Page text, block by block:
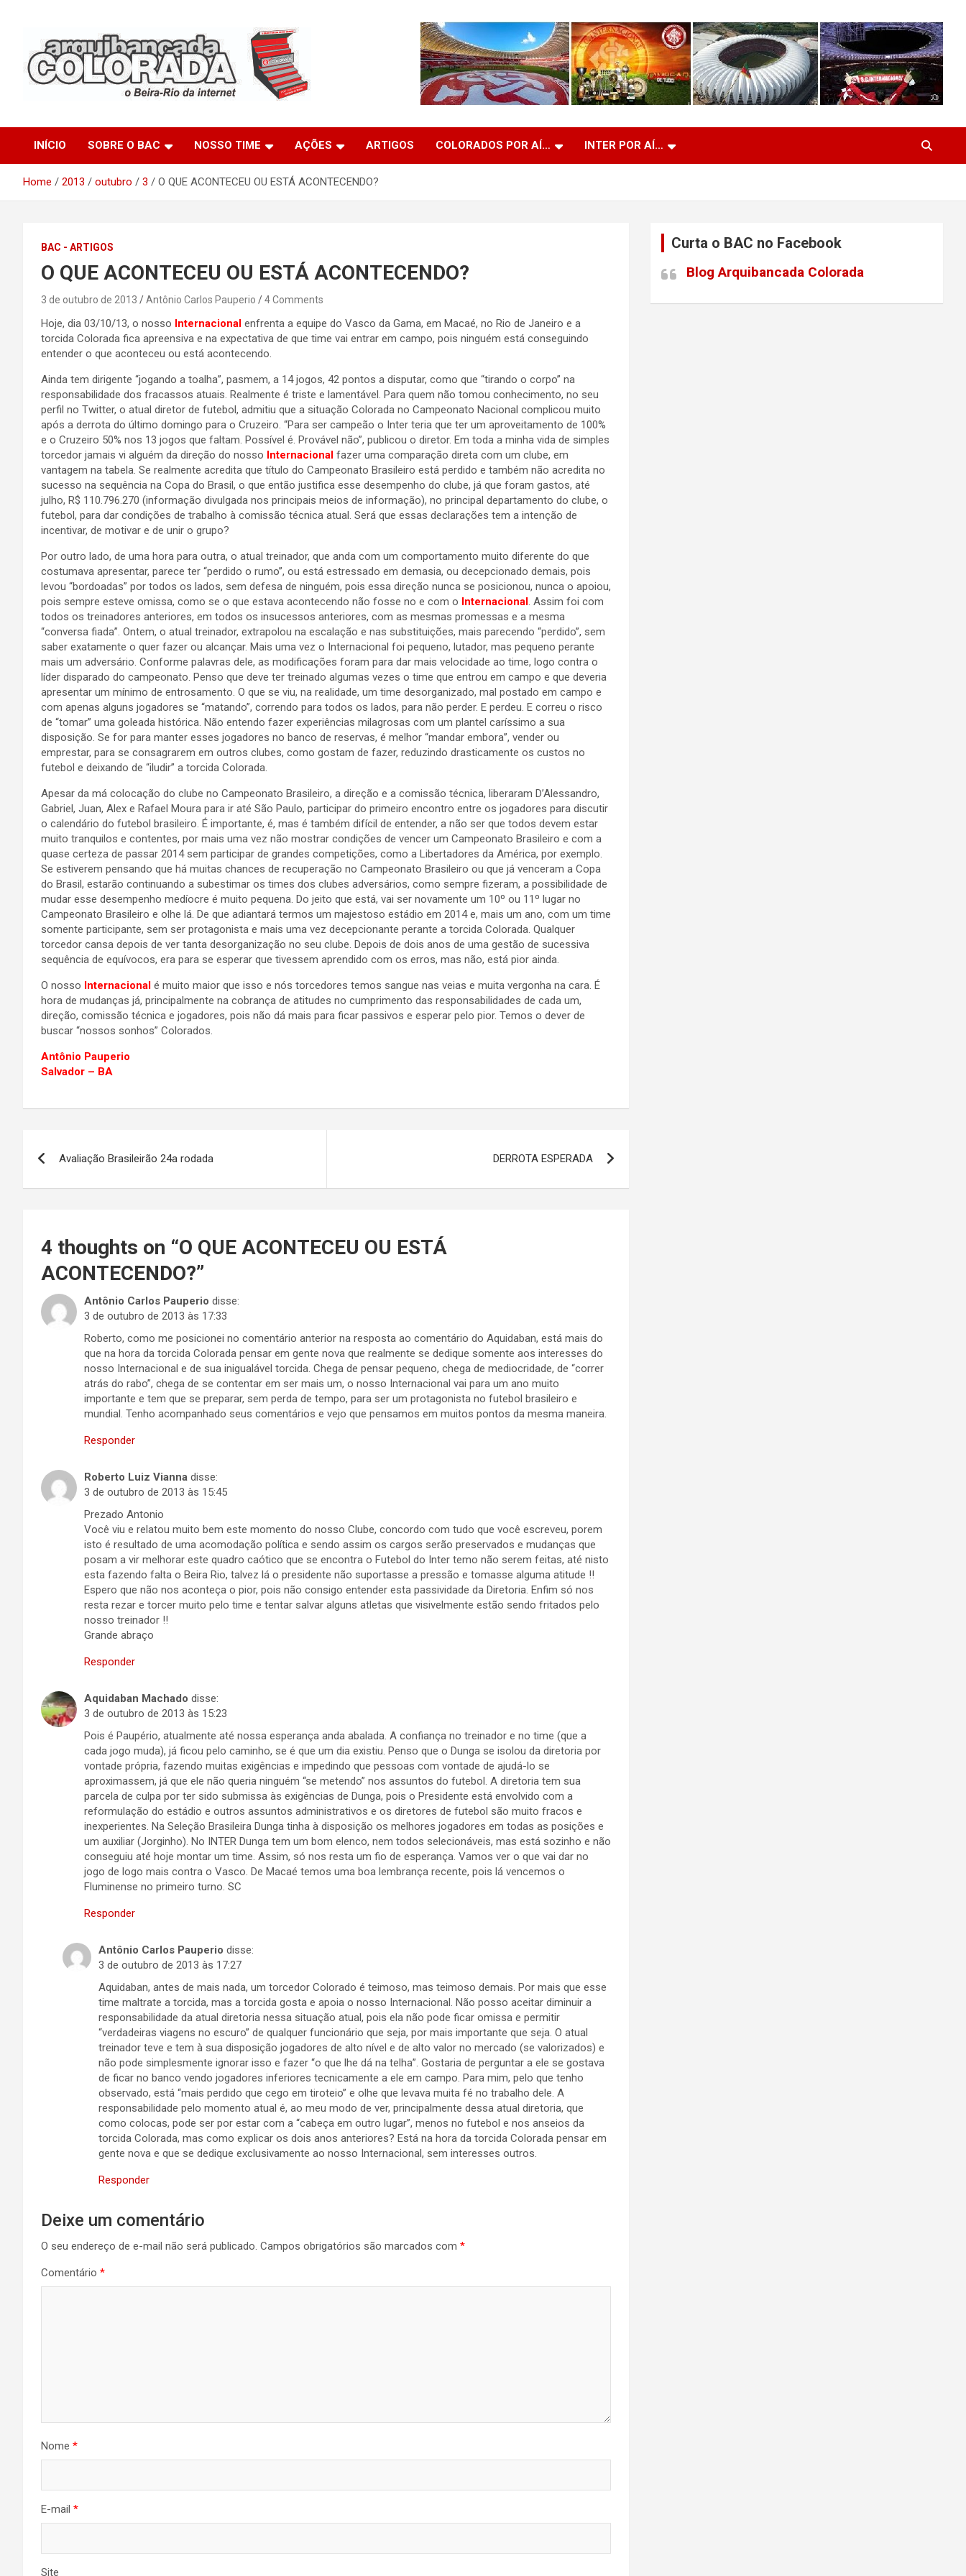
Arquibancada Colorada
INÍCIO SOBRE O BAC NOSSO TIME AÇÕES ARTIGOS COLORADOS POR AÍ… INTER POR AÍ…
Home 2013 outubro 3 O QUE ACONTECEU OU ESTÁ ACONTECENDO?
BAC - ARTIGOS
O QUE ACONTECEU OU ESTÁ ACONTECENDO?
3 de outubro de 2013 Antônio Carlos Pauperio 4 Comments
Hoje, dia 03/10/13, o nosso Internacional enfrenta a equipe do Vasco da Gama, em Macaé, no Rio de Janeiro e a
torcida Colorada fica apreensiva e na expectativa de que time vai entrar em campo, pois ninguém está conseguindo
entender o que aconteceu ou está acontecendo.
Ainda tem dirigente “jogando a toalha”, pasmem, a 14 jogos, 42 pontos a disputar, como que “tirando o corpo” na
responsabilidade dos fracassos atuais. Realmente é triste e lamentável. Para quem não tomou conhecimento, no seu
perfil no Twitter, o atual diretor de futebol, admitiu que a situação Colorada no Campeonato Nacional complicou muito
após a derrota do último domingo para o Cruzeiro. “Para ser campeão o Inter teria que ter um aproveitamento de 100%
e o Cruzeiro 50% nos 13 jogos que faltam. Possível é. Provável não”, publicou o diretor. Em toda a minha vida de simples
torcedor jamais vi alguém da direção do nosso Internacional fazer uma comparação direta com um clube, em
vantagem na tabela. Se realmente acredita que título do Campeonato Brasileiro está perdido e também não acredita no
sucesso na sequência na Copa do Brasil, o que então justifica esse desempenho do clube, já que foram gastos, até
julho, R$ 110.796.270 (informação divulgada nos principais meios de informação), no principal departamento do clube, o
futebol, para dar condições de trabalho à comissão técnica atual. Será que essas declarações tem a intenção de
incentivar, de motivar e de unir o grupo?
Por outro lado, de uma hora para outra, o atual treinador, que anda com um comportamento muito diferente do que
costumava apresentar, parece ter “perdido o rumo”, ou está estressado em demasia, ou decepcionado demais, pois
levou “bordoadas” por todos os lados, sem defesa de ninguém, pois essa direção nunca se posicionou, nunca o apoiou,
pois sempre esteve omissa, como se o que estava acontecendo não fosse no e com o Internacional. Assim foi com
todos os treinadores anteriores, em todos os insucessos anteriores, com as mesmas promessas e a mesma
“conversa fiada”. Ontem, o atual treinador, extrapolou na escalação e nas substituições, mais parecendo “perdido”, sem
saber exatamente o quer fazer ou alcançar. Mais uma vez o Internacional foi pequeno, lutador, mas pequeno perante
mais um adversário. Conforme palavras dele, as modificações foram para dar mais velocidade ao time, logo contra o
líder disparado do campeonato. Penso que deve ter treinado algumas vezes o time que entrou em campo e que deveria
apresentar um mínimo de entrosamento. O que se viu, na realidade, um time desorganizado, mal postado em campo e
com apenas alguns jogadores se “matando”, correndo para todos os lados, para não perder. E perdeu. E correu o risco
de “tomar” uma goleada histórica. Não entendo fazer experiências milagrosas com um plantel caríssimo a sua
disposição. Se for para manter esses jogadores no banco de reservas, é melhor “mandar embora”, vender ou
emprestar, para se consagrarem em outros clubes, como gostam de fazer, reduzindo drasticamente os custos no
futebol e deixando de “iludir” a torcida Colorada.
Apesar da má colocação do clube no Campeonato Brasileiro, a direção e a comissão técnica, liberaram D’Alessandro,
Gabriel, Juan, Alex e Rafael Moura para ir até São Paulo, participar do primeiro encontro entre os jogadores para discutir
o calendário do futebol brasileiro. É importante, é, mas é também difícil de entender, a não ser que todos devem estar
muito tranquilos e contentes, por mais uma vez não mostrar condições de vencer um Campeonato Brasileiro e com a
quase certeza de passar 2014 sem participar de grandes competições, como a Libertadores da América, por exemplo.
Se estiverem pensando que há muitas chances de recuperação no Campeonato Brasileiro ou que já venceram a Copa
do Brasil, estarão continuando a subestimar os times dos clubes adversários, como sempre fizeram, a possibilidade de
mudar esse desempenho medíocre é muito pequena. Do jeito que está, vai ser novamente um 10º ou 11º lugar no
Campeonato Brasileiro e olhe lá. De que adiantará termos um majestoso estádio em 2014 e, mais um ano, com um time
somente participante, sem ser protagonista e mais uma vez decepcionante perante a torcida Colorada. Qualquer
torcedor cansa depois de ver tanta desorganização no seu clube. Depois de dois anos de uma gestão de sucessiva
sequência de equívocos, era para se esperar que tivessem aprendido com os erros, mas não, está pior ainda.
O nosso Internacional é muito maior que isso e nós torcedores temos sangue nas veias e muita vergonha na cara. É
hora de mudanças já, principalmente na cobrança de atitudes no cumprimento das responsabilidades de cada um,
direção, comissão técnica e jogadores, pois não dá mais para ficar passivos e esperar pelo pior. Temos o dever de
buscar “nossos sonhos” Colorados.
Antônio Pauperio
Salvador – BA
de
Avaliação Brasileirão 24a rodada DERROTA ESPERADA
4 thoughts on “O QUE ACONTECEU OU ESTÁ
ACONTECENDO?”
Antônio Carlos Pauperio disse:
3 de outubro de 2013 às 17:33
Roberto, como me posicionei no comentário anterior na resposta ao comentário do Aquidaban, está mais do
que na hora da torcida Colorada pensar em gente nova que realmente se dedique somente aos interesses do
nosso Internacional e de sua inigualável torcida. Chega de pensar pequeno, chega de mediocridade, de “correr
atrás do rabo”, chega de se contentar em ser mais um, o nosso Internacional vai para um ano muito
importante e tem que se preparar, sem perda de tempo, para ser um protagonista no futebol brasileiro e
mundial. Tenho acompanhado seus comentários e vejo que pensamos em muitos pontos da mesma maneira.
Responder
Roberto Luiz Vianna disse:
3 de outubro de 2013 às 15:45
Prezado Antonio
Você viu e relatou muito bem este momento do nosso Clube, concordo com tudo que você escreveu, porem
isto é resultado de uma acomodação política e sendo assim os cargos serão preservados e mudanças que
posam a vir melhorar este quadro caótico que se encontra o Futebol do Inter temo não serem feitas, até nisto
esta fazendo falta o Beira Rio, talvez lá o presidente não suportasse a pressão e tomasse alguma atitude !!
Espero que não nos aconteça o pior, pois não consigo entender esta passividade da Diretoria. Enfim só nos
resta rezar e torcer muito pelo time e tentar salvar alguns atletas que visivelmente estão sendo fritados pelo
nosso treinador !!
Grande abraço
Responder
Aquidaban Machado disse:
3 de outubro de 2013 às 15:23
Pois é Paupério, atualmente até nossa esperança anda abalada. A confiança no treinador e no time (que a
cada jogo muda), já ficou pelo caminho, se é que um dia existiu. Penso que o Dunga se isolou da diretoria por
vontade própria, fazendo muitas exigências e impedindo que pessoas com vontade de ajudá-lo se
aproximassem, já que ele não queria ninguém “se metendo” nos assuntos do futebol. A diretoria tem sua
parcela de culpa por ter sido submissa às exigências de Dunga, pois o Presidente está envolvido com a
reformulação do estádio e outros assuntos administrativos e os diretores de futebol são muito fracos e
inexperientes. Na Seleção Brasileira Dunga tinha à disposição os melhores jogadores em todas as posições e
um auxiliar (Jorginho). No INTER Dunga tem um bom elenco, nem todos selecionáveis, mas está sozinho e não
conseguiu até hoje montar um time. Assim, só nos resta um fio de esperança. Vamos ver o que vai dar no
jogo de logo mais contra o Vasco. De Macaé temos uma boa lembrança recente, pois lá vencemos o
Fluminense no primeiro turno. SC
Responder
Antônio Carlos Pauperio disse:
3 de outubro de 2013 às 17:27
Aquidaban, antes de mais nada, um torcedor Colorado é teimoso, mas teimoso demais. Por mais que esse
time maltrate a torcida, mas a torcida gosta e apoia o nosso Internacional. Não posso aceitar diminuir a
responsabilidade da atual diretoria nessa situação atual, pois ela não pode ficar omissa e permitir
“verdadeiras viagens no escuro” de qualquer funcionário que seja, por mais importante que seja. O atual
treinador teve e tem à sua disposição jogadores de alto nível e de alto valor no mercado (se valorizados) e
não pode simplesmente ignorar isso e fazer “o que lhe dá na telha”. Gostaria de perguntar a ele se gostava
de ficar no banco vendo jogadores inferiores tecnicamente a ele em campo. Para mim, pelo que tenho
observado, está “mais perdido que cego em tiroteio” e olhe que levava muita fé no trabalho dele. A
responsabilidade pelo momento atual é, ao meu modo de ver, principalmente dessa atual diretoria, que
como colocas, pode ser por estar com a “cabeça em outro lugar”, menos no futebol e nos anseios da
torcida Colorada, mas como explicar os dois anos anteriores? Está na hora da torcida Colorada pensar em
gente nova e que se dedique exclusivamente ao nosso Internacional, sem interesses outros.
Responder
Deixe um comentário
O seu endereço de e-mail não será publicado. Campos obrigatórios são marcados com *
Comentário *
Nome *
E-mail *
Site
Curta o BAC no Facebook
Blog Arquibancada Colorada